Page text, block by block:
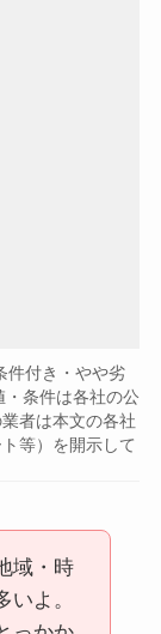
件付き・やや劣
条件は各社の公
者は本文の各社
等）を開示して
域・時
よ。